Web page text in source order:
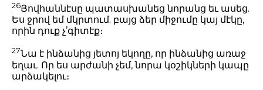
26Յովհաննէսը պատասխանեց նորանց եւ ասեց.
Ես ջրով եմ մկրտում. բայց ձեր միջումը կայ մէկը,
որին դուք չ’գիտէք։
27Նա է ինձանից յետոյ եկողը, որ ինձանից առաջ
եղաւ. Որ ես արժանի չեմ, նորա կօշիկների կապը
արձակելու։